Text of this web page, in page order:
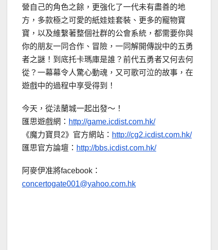
營自己的角色之餘，更強化了一代未有盡善的地
方，多款極之可愛的紙娃娃套裝、更多的寵物寶
寶，以及維繫著整個社群的公會系統，都需要你與
你的朋友一同合作、冒險，一同解開傳說中的五勇
者之謎！到底托卡瑪庫是誰？前代五勇者又何去何
從？一幕幕令人驚心動魂，又可歌可泣的故事，在
遊戲中的過程中享受得到！
今天，從法蘭城一起出發～！
匯思遊戲網： http://game.icdist.com.hk/
《魔力寶貝2》官方網站： http://cg2.icdist.com.hk/
匯思官方論壇： http://bbs.icdist.com.hk/
阿麥伊准將facebook：
concertogate001@yahoo.com.hk